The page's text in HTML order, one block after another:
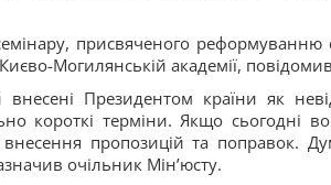
присвяченого
Могилянській академії, повідомив
внесені Президентом країни як
короткі терміни. Якщо сьогодні
пропозицій та поправок.
очільник Мін’юсту.